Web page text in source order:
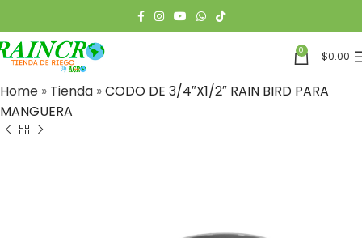
0 $0.00
Home » Tienda »CODO DE 3/4″X1/2″ RAIN BIRD PARA
MANGUERA